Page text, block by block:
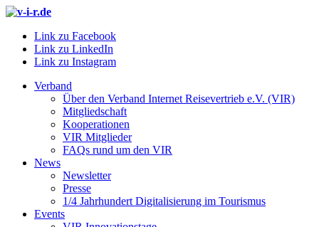
Link zu Facebook
Link zu LinkedIn
Link zu Instagram
Verband
Über den Verband Internet Reisevertrieb e.V. (VIR)
Mitgliedschaft
Kooperationen
VIR Mitglieder
FAQs rund um den VIR
News
Newsletter
Presse
1/4 Jahrhundert Digitalisierung im Tourismus
Events